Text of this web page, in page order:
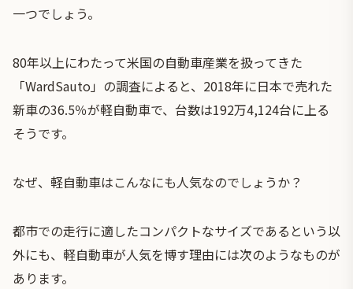
一つでしょう。
80年以上にわたって米国の自動車産業を扱ってきた
「WardSauto」の調査によると、2018年に日本で売れた
新車の36.5％が軽自動車で、台数は192万4,124台に上る
そうです。
なぜ、軽自動車はこんなにも人気なのでしょうか？
都市での走行に適したコンパクトなサイズであるという以
外にも、軽自動車が人気を博す理由には次のようなものが
あります。